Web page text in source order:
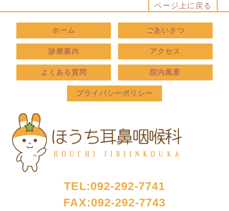
ページ上に戻る
ホーム ごあいさつ
診療案内 アクセス
よくある質問 院内風景
プライバシーポリシー
TEL:092-292-7741
FAX:092-292-7743